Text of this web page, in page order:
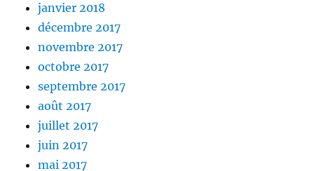
janvier 2018
décembre 2017
novembre 2017
octobre 2017
septembre 2017
août 2017
juillet 2017
juin 2017
mai 2017